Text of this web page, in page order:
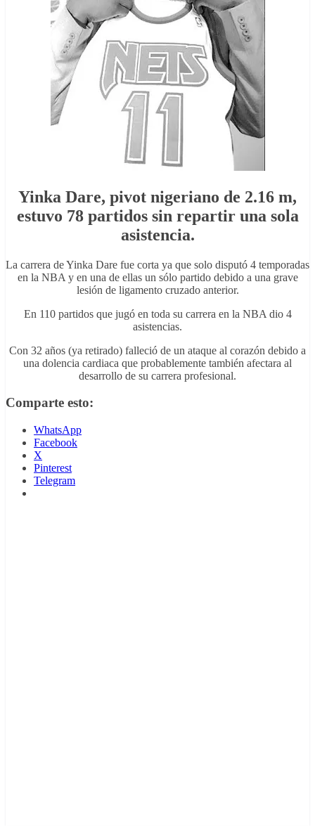
Yinka Dare, pivot nigeriano de 2.16 m,
estuvo 78 partidos sin repartir una sola
asistencia.
La carrera de Yinka Dare fue corta ya que solo disputó 4 temporadas
en la NBA y en una de ellas un sólo partido debido a una grave
lesión de ligamento cruzado anterior.
En 110 partidos que jugó en toda su carrera en la NBA dio 4
asistencias.
Con 32 años (ya retirado) falleció de un ataque al corazón debido a
una dolencia cardiaca que probablemente también afectara al
desarrollo de su carrera profesional.
Comparte esto:
WhatsApp
Facebook
X
Pinterest
Telegram